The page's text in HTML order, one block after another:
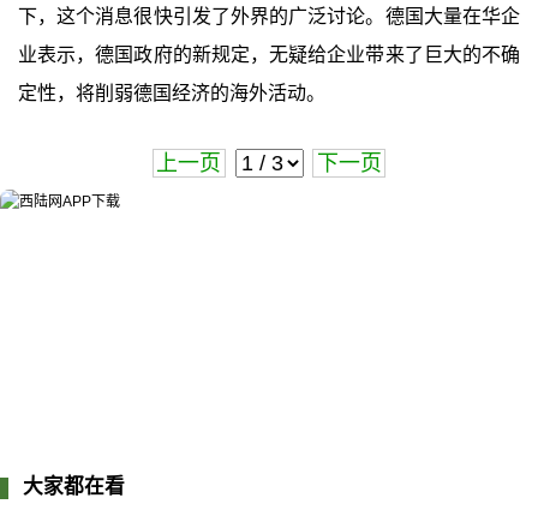
下，这个消息很快引发了外界的广泛讨论。德国大量在华企
业表示，德国政府的新规定，无疑给企业带来了巨大的不确
定性，将削弱德国经济的海外活动。
上一页 下一页
大家都在看